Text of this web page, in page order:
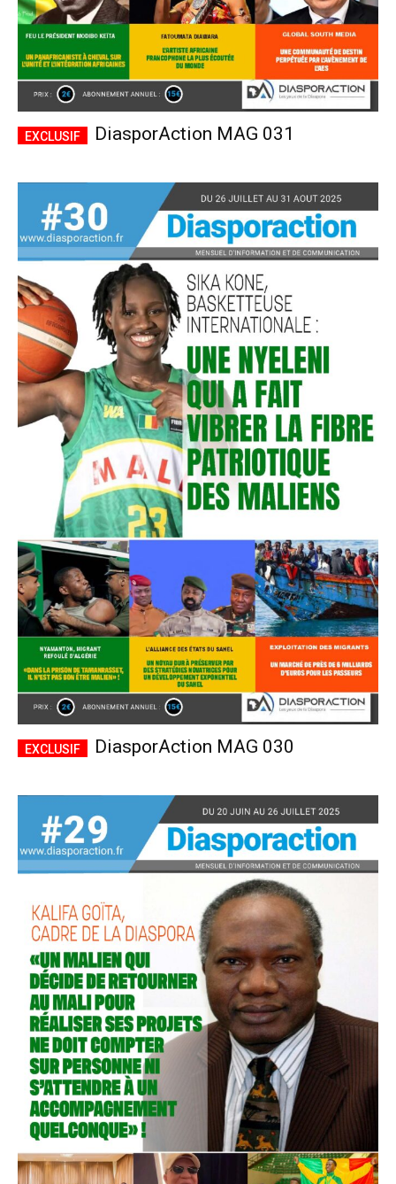
DiasporAction MAG 031
DiasporAction MAG 030